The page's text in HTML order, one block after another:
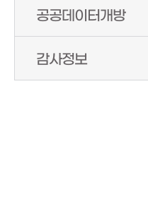
공공데이터개방
감사정보